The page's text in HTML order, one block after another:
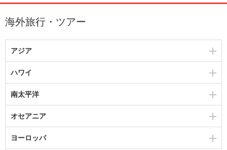
海外旅行・ツアー
アジア
ハワイ
南太平洋
オセアニア
ヨーロッパ